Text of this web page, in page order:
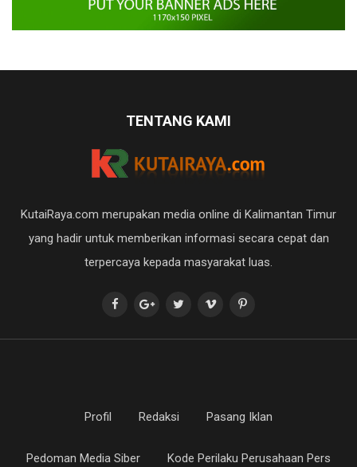
TENTANG KAMI
KutaiRaya.com merupakan media online di Kalimantan Timur
yang hadir untuk memberikan informasi secara cepat dan
terpercaya kepada masyarakat luas.
Profil Redaksi Pasang Iklan
Pedoman Media Siber Kode Perilaku Perusahaan Pers